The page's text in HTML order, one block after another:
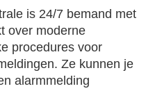
is 24/7 bemand met
over moderne
procedures voor
Ze kunnen je
alarmmelding